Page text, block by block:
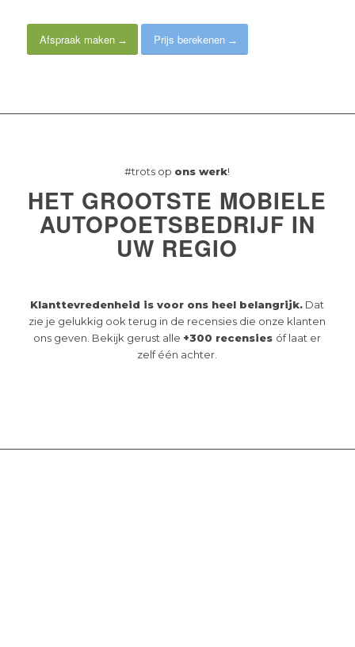
Afspraak maken Prijs berekenen
#trots op ons werk!
HET GROOTSTE MOBIELE
AUTOPOETSBEDRIJF IN
UW REGIO
Klanttevredenheid is voor ons heel belangrijk. Dat
zie je gelukkig ook terug in de recensies die onze klanten
ons geven. Bekijk gerust alle +300 recensies óf laat er
zelf één achter.